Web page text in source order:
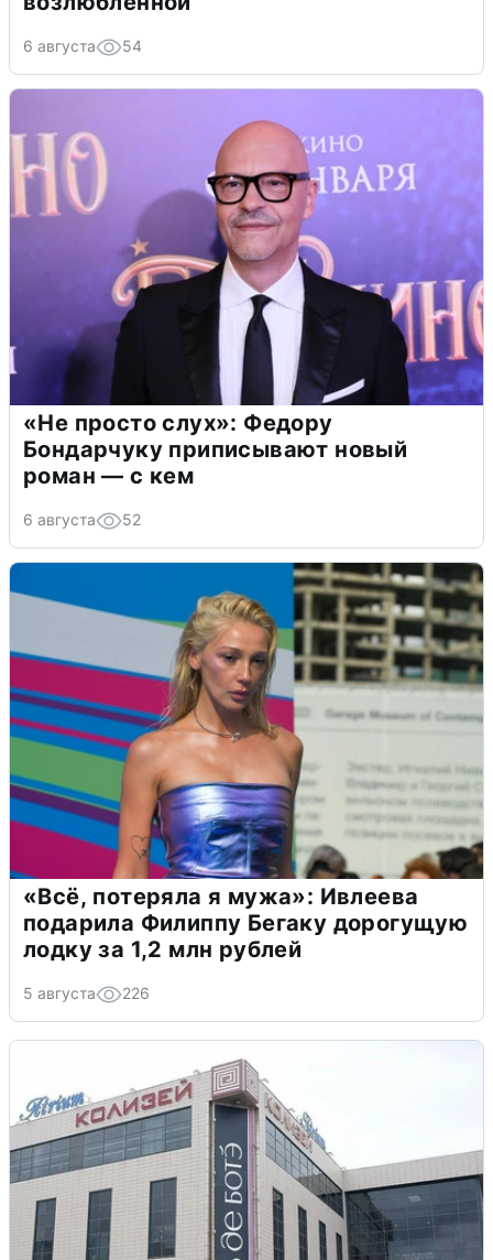
6 августа 54
«Не просто слух»: Федору
Бондарчуку приписывают новый
роман — с кем
6 августа 52
«Всё, потеряла я мужа»: Ивлеева
подарила Филиппу Бегаку дорогущую
лодку за 1,2 млн рублей
5 августа 226